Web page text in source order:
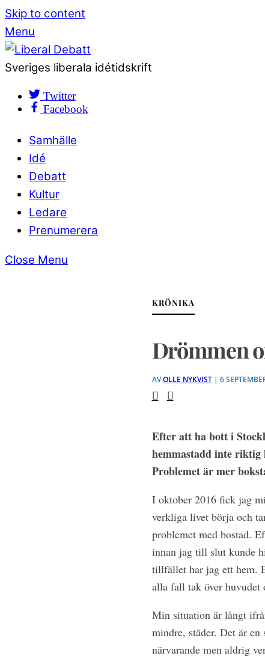
Skip to content
Menu
Sveriges liberala idétidskrift
Twitter
Facebook
Samhälle
Idé
Debatt
Kultur
Ledare
Prenumerera
Close Menu
KRÖNIKA
Drömmen
AVOLLE NYKVIST| 6
Efter att ha bott i
hemmastadd inte
Problemet är mer
I oktober 2016 fick jag
verkliga livet börja och
problemet med bostad.
innan jag till slut kunde
tillfället har jag ett hem.
alla fall tak över
Min situation är långt
mindre, städer. Det är
närvarande men aldrig